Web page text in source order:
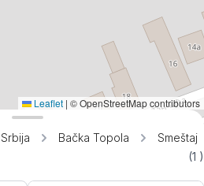
Srbija Bačka Topola Smeštaj
(1 )
Leaflet | © OpenStreetMap contributors